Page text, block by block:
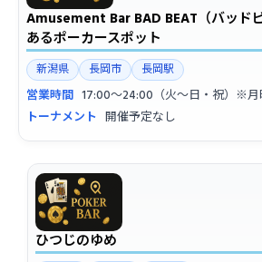
Amusement Bar BAD BEAT（バッド
あるポーカースポット
新潟県 長岡市 長岡駅
営業時間 17:00〜24:00（火〜日・祝）※月
トーナメント 開催予定なし
ひつじのゆめ